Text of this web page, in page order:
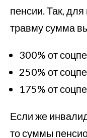
пенсии. Так,
травму сумма
300% от
250% от
175% от
Если же
то суммы